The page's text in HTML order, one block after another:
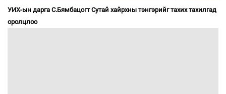
УИХ-ын дарга С.Бямбацогт Сутай хайрхны тэнгэрийг тахих тахилгад
оролцлоо